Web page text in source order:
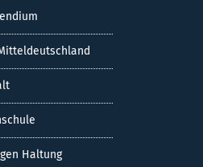
Haltung